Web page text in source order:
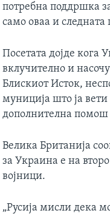
потребна поддршка
само оваа и следната
Посетата дојде кога
вклучително и
Блискиот Исток,
муниција што ја
дополнителна
Велика Британија
за Украина е на
војници.
„Русија мисли дека